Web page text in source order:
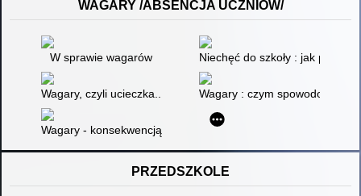
WAGARY /ABSENCJA UCZNIÓW/
W sprawie wagarów Niechęć do szkoły : jak
Wagary, czyli ucieczka... ale dokąd?Wagary : czym spowodowana
Wagary - konsekwencją kryzysu współczesnej szkoły
PRZEDSZKOLE